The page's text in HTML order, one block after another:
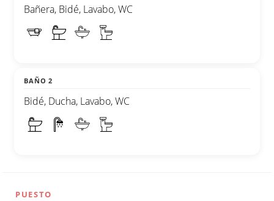
Bañera, Bidé, Lavabo, WC
BAÑO 2
Bidé, Ducha, Lavabo, WC
PUESTO